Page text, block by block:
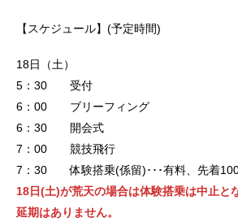
【スケジュール】(予定時間)
18日（土）
5：30 受付
6：00 ブリーフィング
6：30 開会式
7：00 競技飛行
7：30 体験搭乗(係留)･･･有料、先着
18日(土)が荒天の場合は体験搭乗は中止と
延期はありません。